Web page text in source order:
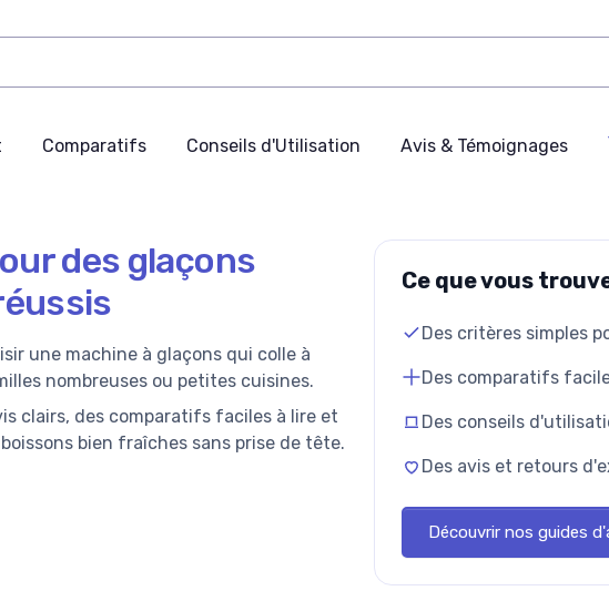
Comparatifs Conseils d'Utilisation Avis & Témoignages
des glaçons
une machine à glaçons qui colle à
nombreuses ou petites cuisines.
clairs, des comparatifs faciles à lire et
bien fraîches sans prise de tête.
Ce que vous
Des critères simples
Des comparatifs
Des conseils
Des avis et retours
Découvrir nos guides